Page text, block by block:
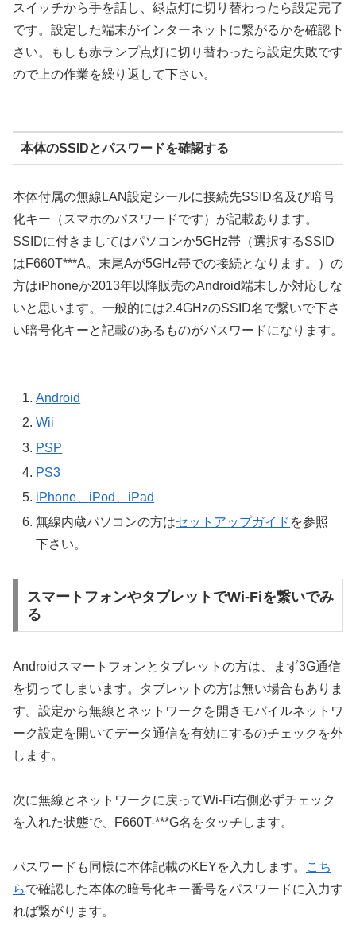
スイッチから手を話し、緑点灯に切り替わったら設定完了
です。設定した端末がインターネットに繋がるかを確認下
さい。もしも赤ランプ点灯に切り替わったら設定失敗です
ので上の作業を繰り返して下さい。
本体のSSIDとパスワードを確認する
本体付属の無線LAN設定シールに接続先SSID名及び暗号
化キー（スマホのパスワードです）が記載あります。
SSIDに付きましてはパソコンか5GHz帯（選択するSSID
はF660T***A。末尾Aが5GHz帯での接続となります。）の
方はiPhoneか2013年以降販売のAndroid端末しか対応しな
いと思います。一般的には2.4GHzのSSID名で繋いで下さ
い暗号化キーと記載のあるものがパスワードになります。
Android
Wii
PSP
PS3
iPhone、iPod、iPad
無線内蔵パソコンの方はセットアップガイド を参照
下さい。
スマートフォンやタブレットでWi-Fiを繋いでみ
る
Androidスマートフォンとタブレットの方は、まず3G通信
を切ってしまいます。タブレットの方は無い場合もありま
す。設定から無線とネットワークを開きモバイルネットワ
ーク設定を開いてデータ通信を有効にするのチェックを外
します。
次に無線とネットワークに戻ってWi-Fi右側必ずチェック
を入れた状態で、F660T-***G名をタッチします。
パスワードも同様に本体記載のKEYを入力します。
こち
らで確認した本体の暗号化キー番号をパスワードに入力す
れば繋がります。